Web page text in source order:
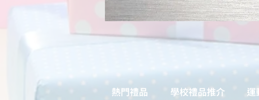
熱門禮品 學校禮品推介 運